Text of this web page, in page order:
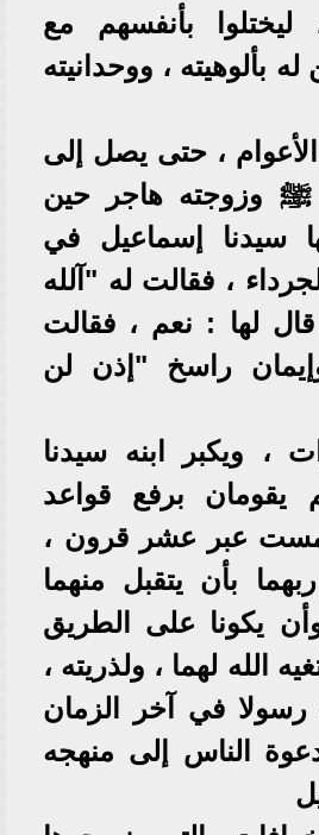
ليختلوا بأنفسهم مع
بألوهيته ، ووحدانيته
، حتى يصل إلى
ﷺ وزوجته هاجر حين
سيدنا إسماعيل في
، فقالت له "آلله
لها : نعم ، فقالت
راسخ "إذن لن
، ويكبر ابنه سيدنا
يقومان برفع قواعد
طمست عبر عشر قرون ،
بأن يتقبل منهما
يكونا على الطريق
الله لهما ، ولذريته ،
رسولا في آخر الزمان
الناس إلى منهجه